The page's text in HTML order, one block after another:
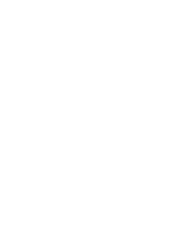
uno final, que
análisis detallado
incidentes similares
«Esto nunca ha
aseguró en un
Damian Cortinas,
el colapso del
de toda la
ninguna mención